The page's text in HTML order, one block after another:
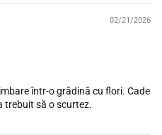
02/21/2026
într-o grădină cu flori. Cade
trebuit să o scurtez.